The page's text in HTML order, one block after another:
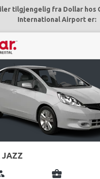
tilgjengelig fra Dollar hos
International Airport er:
JAZZ
business_center